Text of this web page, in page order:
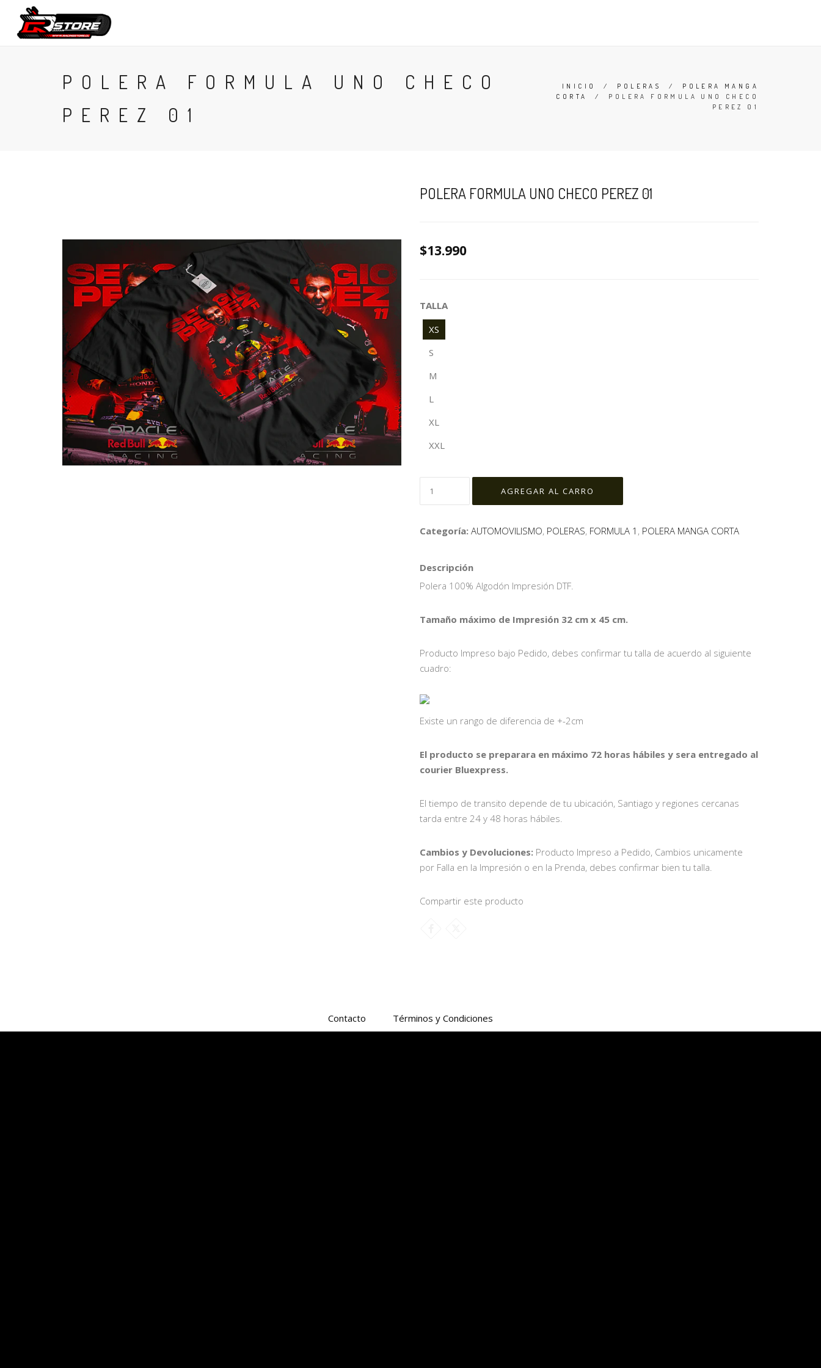
POLERA FORMULA UNO CHECO
PEREZ 01
INICIO / POLERAS / POLERA MANGA
CORTA
/ POLERA FORMULA UNO CHECO
PEREZ 01
POLERA FORMULA UNO CHECO PEREZ 01
$13.990
TALLA
XS
S
M
L
XL
XXL
Categoría: AUTOMOVILISMO, POLERAS, FORMULA 1 , POLERA MANGA CORTA
Descripción
Polera 100% Algodón Impresión DTF.
Tamaño máximo de Impresión 32 cm x 45 cm.
Producto Impreso bajo Pedido, debes confirmar tu talla de acuerdo al siguiente
cuadro:
Existe un rango de diferencia de +-2cm
El producto se preparara en máximo 72 horas hábiles y sera entregado al
courier Bluexpress.
El tiempo de transito depende de tu ubicación, Santiago y regiones cercanas
tarda entre 24 y 48 horas hábiles.
Cambios y Devoluciones: Producto Impreso a Pedido, Cambios unicamente
por Falla en la Impresión o en la Prenda, debes confirmar bien tu talla.
Compartir este producto
Contacto Términos y Condiciones